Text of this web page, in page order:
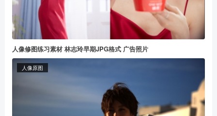
人像修图练习素材 林志玲早期JPG格式 广告照片
人像原图